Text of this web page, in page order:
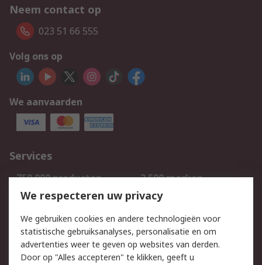
Neem contact op
023 51 66 555
Volg ons op
We aanvaarden
Services
750.000 producten
2.500 merken
Bestellen
Inkoopoplossingen
Track & Trace
Wettelijk
We respecteren uw privacy
We gebruiken cookies en andere technologieën voor
statistische gebruiksanalyses, personalisatie en om
advertenties weer te geven op websites van derden.
Door op "Alles accepteren" te klikken, geeft u